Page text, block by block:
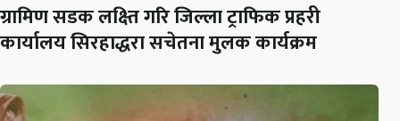
ग्रामिण सडक लक्ष्ति गरि जिल्ला ट्राफिक प्रहरी
कार्यालय सिरहाद्धरा सचेतना मुलक कार्यक्रम